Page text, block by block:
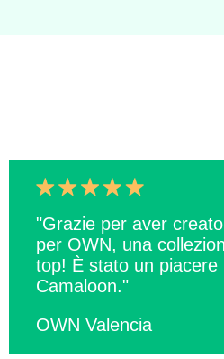
"Grazie per aver
per OWN, una
top! È stato un piacere
Camaloon."
OWN Valencia